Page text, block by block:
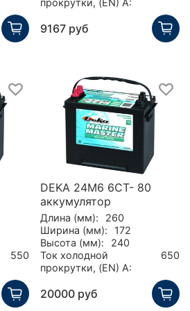
9167 руб
550
DEKA 24M6 6CT- 80
аккумулятор
Длина (мм):
260
Ширина (мм):
172
Высота (мм):
240
Ток холодной
прокрутки, (EN) А:
650
20000 руб